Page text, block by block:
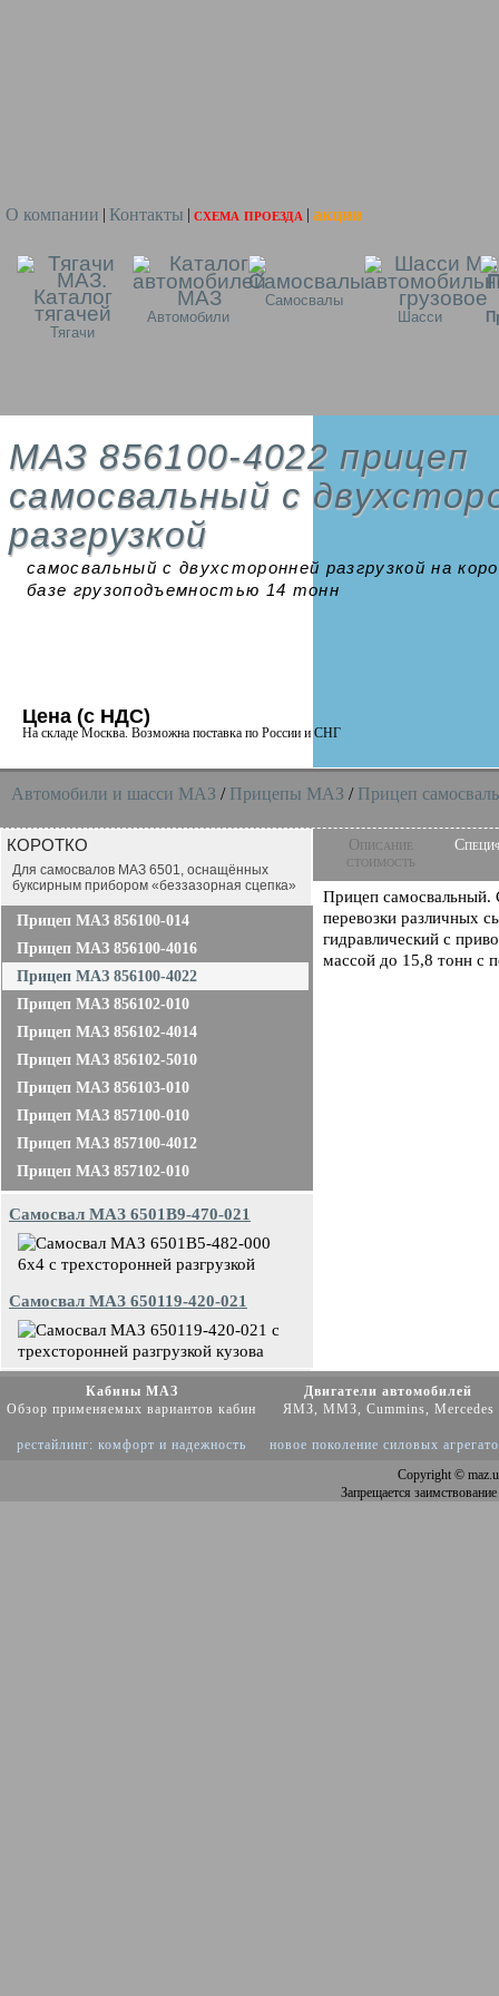
О компании Контакты схема проезда акции
Тягачи
Автомобили
Самосвалы
Шасси
МАЗ 856100-4022 прицеп
самосвальный с
разгрузкой
самосвальный с двухсторонней разгрузкой на
базе грузоподъемностью 14 тонн
Цена (с НДС)
На складе Москва. Возможна поставка по России и СНГ
Автомобили и шасси MAЗ / Прицепы МАЗ / Прицеп
КОРОТКО
Для самосвалов МАЗ 6501, оснащённых
буксирным прибором «беззазорная сцепка»
Прицеп МАЗ 856100-014
Прицеп МАЗ 856100-4016
Прицеп МАЗ 856100-4022
Прицеп МАЗ 856102-010
Прицеп МАЗ 856102-4014
Прицеп МАЗ 856102-5010
Прицеп МАЗ 856103-010
Прицеп МАЗ 857100-010
Прицеп МАЗ 857100-4012
Прицеп МАЗ 857102-010
Самосвал МАЗ 6501В9-470-021
Самосвал МАЗ 650119-420-021
Описание
стоимость
Прицеп самосвальный.
перевозки различных
гидравлический с
массой до 15,8 тонн с
Кабины МАЗ
Обзор применяемых вариантов кабин
рестайлинг: комфорт и надежность
Двигатели автомобилей
ЯМЗ, ММЗ, Cummins, Mercedes
новое поколение силовых
Copyright©
Запрещается